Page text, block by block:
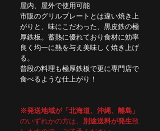
屋内、屋外で使用可能
市販のグリルプレートとは違い焼き上
がりと、味にこだわった、黒皮鉄の極
厚鉄板。蓄熱に優れており食材に効率
良く均一に熱を与え美味しく焼き上げ
る。
普段の料理も極厚鉄板で更に専門店で
食べるような仕上がり！
※発送地域が「北海道、沖縄、離島」
のいずれかの方は、 別途送料が発生致